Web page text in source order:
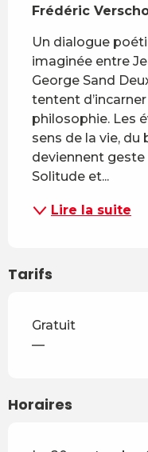
Frédéric
Un dialogue
imaginée entre
George Sand
tentent
philosophie. Les
sens de la vie, du
deviennent
Solitude et...
Lire la suite
Tarifs
Gratuit
—
Horaires